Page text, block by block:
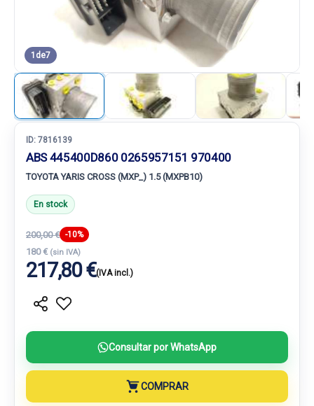
1 de7
ID: 7816139
ABS 445400D860 0265957151 970400
TOYOTA YARIS CROSS (MXP_) 1.5 (MXPB10)
En stock
200,00 € -10%
180 € (sin IVA)
217,80 €(IVA incl.)
Consultar por WhatsApp
COMPRAR